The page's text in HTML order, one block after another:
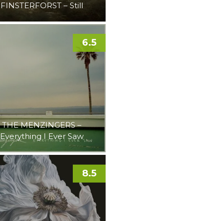
FINSTERFORST – Still
THE MENZINGERS –
Everything I Ever Saw
6.5
8.5